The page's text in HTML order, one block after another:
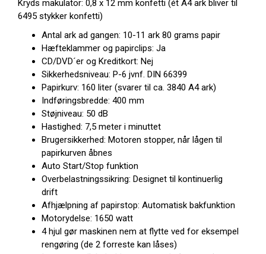
Kryds makulator: 0,8 x 12 mm konfetti (ét A4 ark bliver til
6495 stykker konfetti)
Antal ark ad gangen: 10-11 ark 80 grams papir
Hæfteklammer og papirclips: Ja
CD/DVD´er og Kreditkort: Nej
Sikkerhedsniveau: P-6 jvnf. DIN 66399
Papirkurv: 160 liter (svarer til ca. 3840 A4 ark)
Indføringsbredde: 400 mm
Støjniveau: 50 dB
Hastighed: 7,5 meter i minuttet
Brugersikkerhed: Motoren stopper, når lågen til
papirkurven åbnes
Auto Start/Stop funktion
Overbelastningssikring: Designet til kontinuerlig
drift
Afhjælpning af papirstop: Automatisk bakfunktion
Motorydelse: 1650 watt
4 hjul gør maskinen nem at flytte ved for eksempel
rengøring (de 2 forreste kan låses)